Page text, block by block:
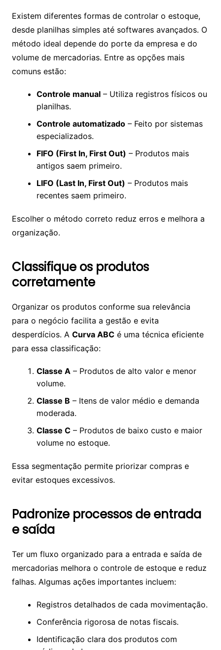
Existem diferentes formas de controlar o estoque,
desde planilhas simples até softwares avançados. O
método ideal depende do porte da empresa e do
volume de mercadorias. Entre as opções mais
comuns estão:
Controle manual– Utiliza registros físicos ou
planilhas.
Controle automatizado– Feito por sistemas
especializados.
FIFO (First In, First Out) – Produtos mais
antigos saem primeiro.
LIFO (Last In, First Out) – Produtos mais
recentes saem primeiro.
Escolher o método correto reduz erros e melhora a
organização.
Classifique os produtos
corretamente
Organizar os produtos conforme sua relevância
para o negócio facilita a gestão e evita
desperdícios. A Curva ABCé uma técnica eficiente
para essa classificação:
Classe A – Produtos de alto valor e menor
volume.
Classe B – Itens de valor médio e demanda
moderada.
Classe C– Produtos de baixo custo e maior
volume no estoque.
Essa segmentação permite priorizar compras e
evitar estoques excessivos.
Padronize processos de entrada
e saída
Ter um fluxo organizado para a entrada e saída de
mercadorias melhora o controle de estoque e reduz
falhas. Algumas ações importantes incluem:
Registros detalhados de cada movimentação.
Conferência rigorosa de notas fiscais.
Identificação clara dos produtos com